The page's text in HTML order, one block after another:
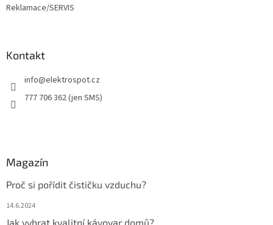
Reklamace/SERVIS
Kontakt
info@elektrospot.cz
777 706 362 (jen SMS)
Magazín
Proč si pořídit čističku vzduchu?
14.6.2024
Jak vybrat kvalitní kávovar domů?